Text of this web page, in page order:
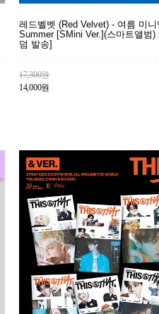
레드벨벳 (Red Velvet) - 여름 미
Summer [SMini Ver.](스마트앨범)
덤 발송]
17,300원
14,000원